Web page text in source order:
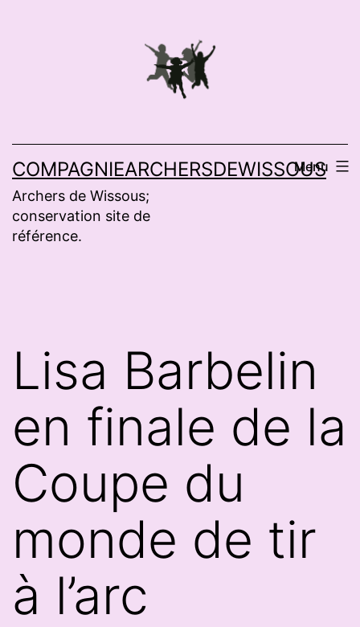
COMPAGNIEARCHERSDEWISSOUS
Archers de Wissous;
conservation site de
référence.
Menu
Lisa Barbelin
en finale de la
Coupe du
monde de tir
à l’arc